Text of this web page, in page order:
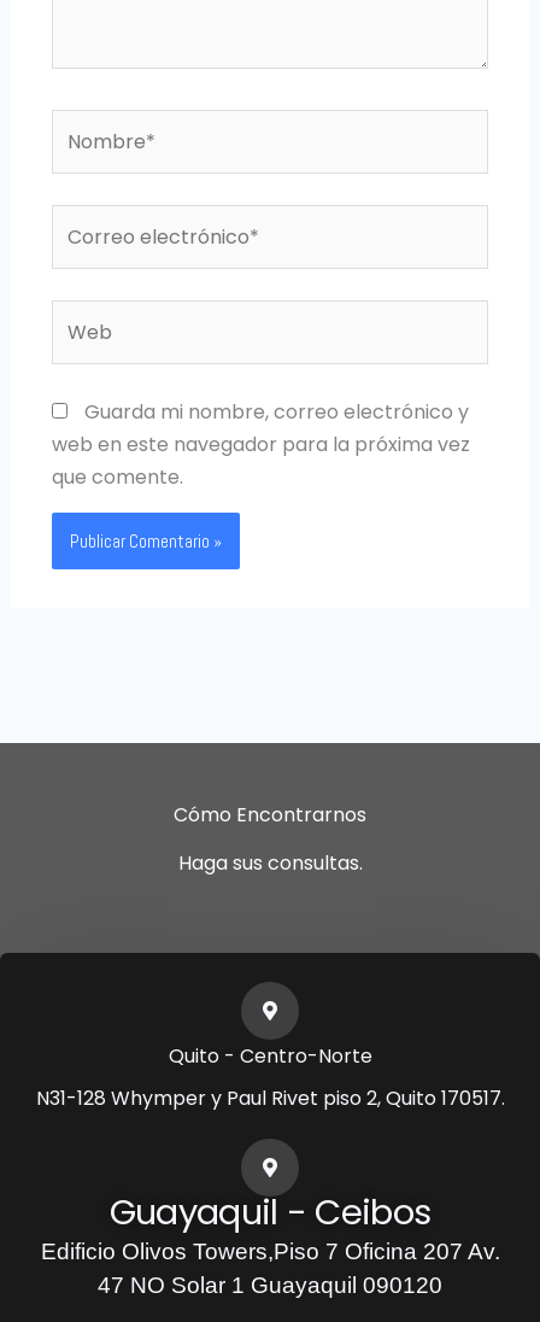
electrónico*
Guarda mi nombre, correo electrónico y
web en este navegador para la próxima vez
que comente.
Cómo Encontrarnos
Haga sus consultas.
Quito - Centro-Norte
N31-128 Whymper y Paul Rivet piso 2, Quito 170517.
Guayaquil - Ceibos
Edificio Olivos Towers,Piso 7 Oficina 207 Av.
47 NO Solar 1 Guayaquil 090120